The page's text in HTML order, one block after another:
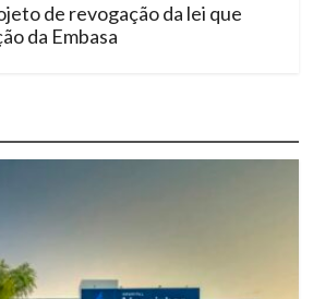
de revogação da lei que
da Embasa